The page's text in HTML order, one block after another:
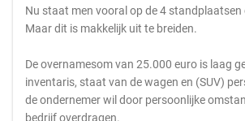
Nu staat men vooral op de 4 standplaatsen
Maar dit is makkelijk uit te breiden.
De overnamesom van 25.000 euro is laag
inventaris, staat van de wagen en (SUV)
de ondernemer wil door persoonlijke
bedrijf overdragen.